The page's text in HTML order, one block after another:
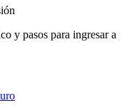
y pasos para ingresar a